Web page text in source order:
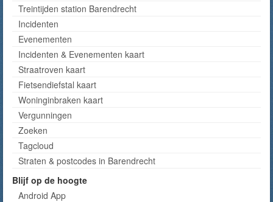
Treintijden station Barendrecht
Incidenten
Evenementen
Incidenten & Evenementen kaart
Straatroven kaart
Fietsendiefstal kaart
Woninginbraken kaart
Vergunningen
Zoeken
Tagcloud
Straten & postcodes in Barendrecht
Blijf op de hoogte
Android App